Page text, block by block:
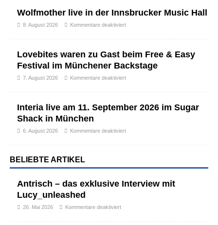
Wolfmother live in der Innsbrucker Music Hall
8. August 2026 Kommentare deaktiviert
Lovebites waren zu Gast beim Free & Easy
Festival im Münchener Backstage
7. August 2026 Kommentare deaktiviert
Interia live am 11. September 2026 im Sugar
Shack in München
6. August 2026 Kommentare deaktiviert
BELIEBTE ARTIKEL
Antrisch – das exklusive Interview mit
Lucy_unleashed
26. Mai 2026 Kommentare deaktiviert